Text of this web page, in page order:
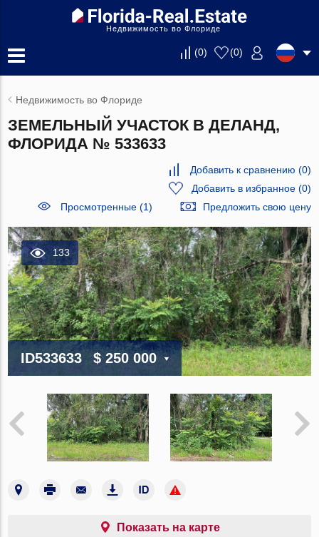
Недвижимость во Флориде
(0) (0)
Недвижимость во Флориде
ЗЕМЕЛЬНЫЙ УЧАСТОК В ДЕЛАНД,
ФЛОРИДА № 533633
Добавить к сравнению (0)
Добавить в избранное(0)
Просмотренные (1)
Предложить свою цену
133
ID533633 $ 250 000
Показать на карте